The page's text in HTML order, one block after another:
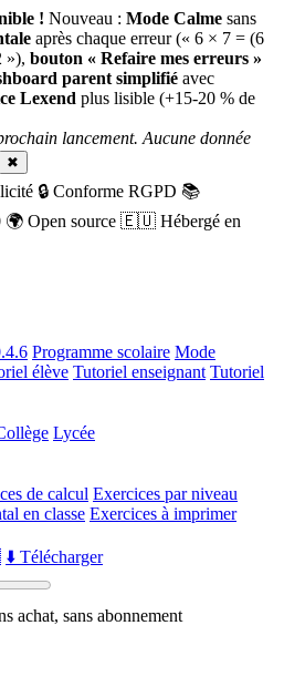
! Nouveau : Mode Calme sans
après chaque erreur (« 6 × 7 = (6
»), bouton « Refaire mes erreurs »
parent simplifié avec
Lexend plus lisible (+15-20 % de
lancement. Aucune donnée
✖
🔒 Conforme RGPD 📚
🌍 Open source 🇪🇺 Hébergé en
Programme scolaire Mode
élève Tutoriel enseignant Tutoriel
Lycée
de calcul Exercices par niveau
en classe Exercices à imprimer
⬇️ Télécharger
achat, sans abonnement